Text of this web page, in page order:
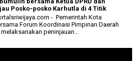
Posko-posko Karhutla di 4 Titik
- Pemerintah Kota
Forum Koordinasi Pimpinan Daerah
peninjauan...